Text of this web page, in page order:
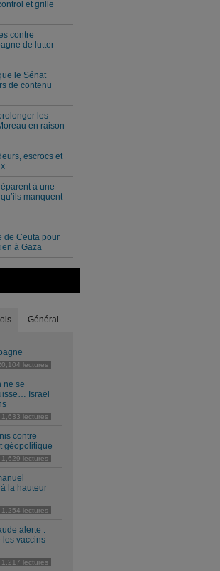
et grille
contre
de lutter
le Sénat
de contenu
les
en raison
escrocs et
à une
manquent
de Ceuta pour
à Gaza
Général
lectures
ne se
Israël
1,633 lectures
contre
géopolitique
1,629 lectures
la hauteur
1,254 lectures
alerte :
les vaccins
1,217 lectures